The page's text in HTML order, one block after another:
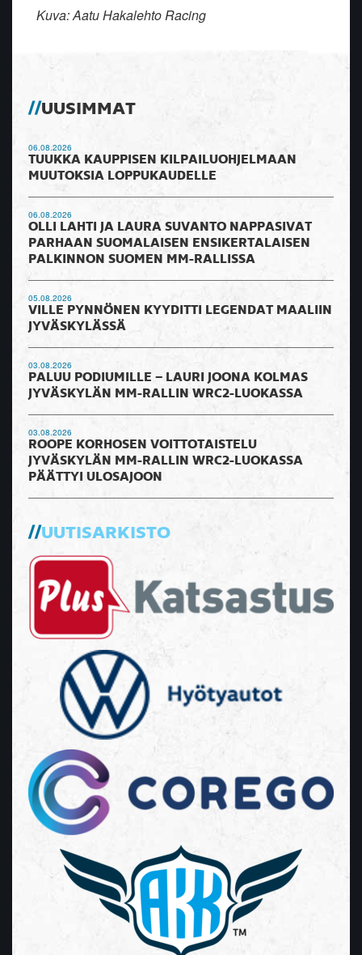
Kuva: Aatu Hakalehto Racing
UUSIMMAT
06.08.2026
TUUKKA KAUPPISEN KILPAILUOHJELMAAN
MUUTOKSIA LOPPUKAUDELLE
06.08.2026
OLLI LAHTI JA LAURA SUVANTO NAPPASIVAT
PARHAAN SUOMALAISEN ENSIKERTALAISEN
PALKINNON SUOMEN MM-RALLISSA
05.08.2026
VILLE PYNNÖNEN KYYDITTI LEGENDAT MAALIIN
JYVÄSKYLÄSSÄ
03.08.2026
PALUU PODIUMILLE – LAURI JOONA KOLMAS
JYVÄSKYLÄN MM-RALLIN WRC2-LUOKASSA
03.08.2026
ROOPE KORHOSEN VOITTOTAISTELU
JYVÄSKYLÄN MM-RALLIN WRC2-LUOKASSA
PÄÄTTYI ULOSAJOON
UUTISARKISTO